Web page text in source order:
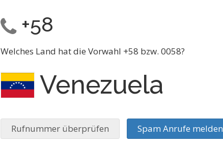
+58
Welches Land hat die Vorwahl +58 bzw. 0058?
Venezuela
Rufnummer überprüfen Spam Anrufe melden